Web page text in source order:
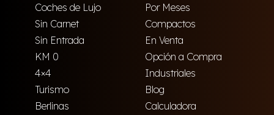
Coches de Lujo
Por Meses
Sin Carnet
Compactos
Sin Entrada
En Venta
KM 0
Opción a Compra
4×4
Industriales
Turismo
Blog
Berlinas
Calculadora